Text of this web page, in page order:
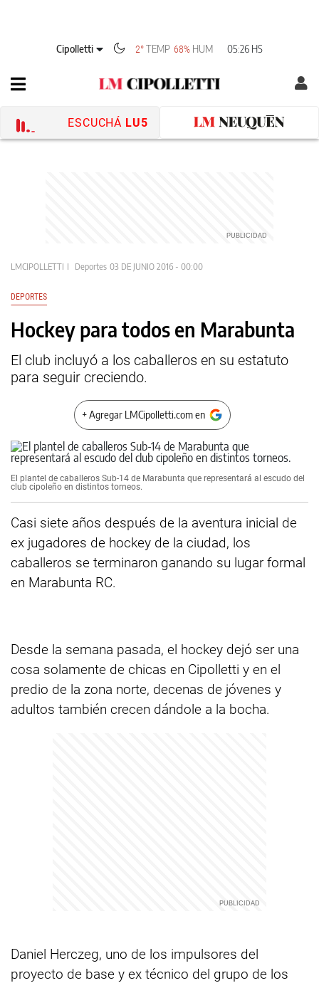
Cipolletti 2°TEMP 68% HUM 05:26 HS
ESCUCHÁ LU5
LMCIPOLLETTI Deportes 03 DE JUNIO 2016 - 00:00
DEPORTES
Hockey para todos en Marabunta
El club incluyó a los caballeros en su estatuto
para seguir creciendo.
+ Agregar LMCipolletti.com en
El plantel de caballeros Sub-14 de Marabunta que representará al escudo del
club cipoleño en distintos torneos.
Casi siete años después de la aventura inicial de
ex jugadores de hockey de la ciudad, los
caballeros se terminaron ganando su lugar formal
en Marabunta RC.
Desde la semana pasada, el hockey dejó ser una
cosa solamente de chicas en Cipolletti y en el
predio de la zona norte, decenas de jóvenes y
adultos también crecen dándole a la bocha.
Daniel Herczeg, uno de los impulsores del
proyecto de base y ex técnico del grupo de los